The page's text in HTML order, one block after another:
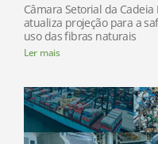
Câmara Setorial da
atualiza projeção para a
uso das fibras naturais
Ler mais